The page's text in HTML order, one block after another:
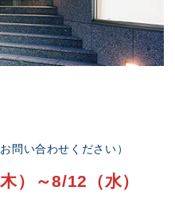
問い合わせください）
）～8/12（水）